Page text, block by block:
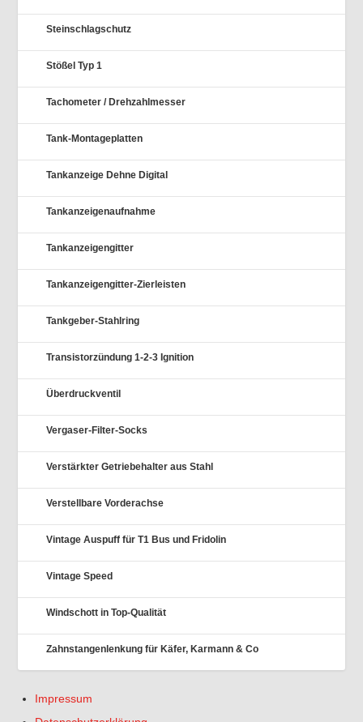
Steinschlagschutz
Stößel Typ 1
Tachometer / Drehzahlmesser
Tank-Montageplatten
Tankanzeige Dehne Digital
Tankanzeigenaufnahme
Tankanzeigengitter
Tankanzeigengitter-Zierleisten
Tankgeber-Stahlring
Transistorzündung 1-2-3 Ignition
Überdruckventil
Vergaser-Filter-Socks
Verstärkter Getriebehalter aus Stahl
Verstellbare Vorderachse
Vintage Auspuff für T1 Bus und Fridolin
Vintage Speed
Windschott in Top-Qualität
Zahnstangenlenkung für Käfer, Karmann & Co
Impressum